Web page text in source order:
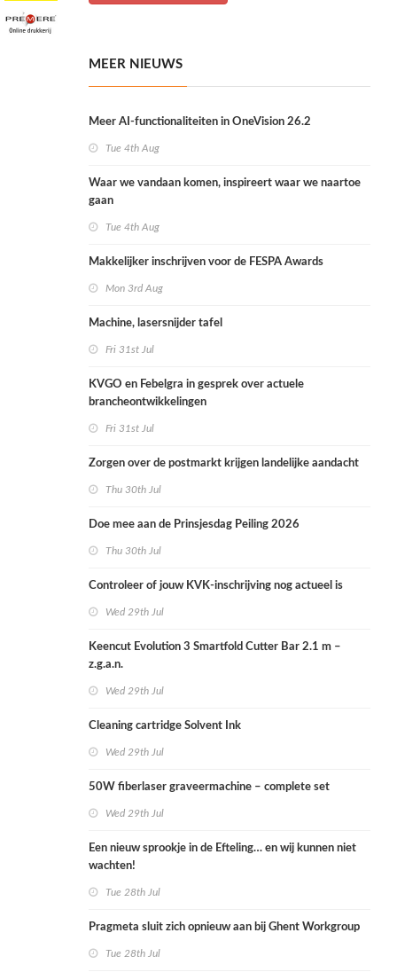
MEER NIEUWS
Meer AI-functionaliteiten in OneVision 26.2
Tue 4th Aug
Waar we vandaan komen, inspireert waar we naartoe
gaan
Tue 4th Aug
Makkelijker inschrijven voor de FESPA Awards
Mon 3rd Aug
Machine, lasersnijder tafel
Fri 31st Jul
KVGO en Febelgra in gesprek over actuele
brancheontwikkelingen
Fri 31st Jul
Zorgen over de postmarkt krijgen landelijke aandacht
Thu 30th Jul
Doe mee aan de Prinsjesdag Peiling 2026
Thu 30th Jul
Controleer of jouw KVK-inschrijving nog actueel is
Wed 29th Jul
Keencut Evolution 3 Smartfold Cutter Bar 2.1 m –
z.g.a.n.
Wed 29th Jul
Cleaning cartridge Solvent Ink
Wed 29th Jul
50W fiberlaser graveermachine – complete set
Wed 29th Jul
Een nieuw sprookje in de Efteling… en wij kunnen niet
wachten!
Tue 28th Jul
Pragmeta sluit zich opnieuw aan bij Ghent Workgroup
Tue 28th Jul